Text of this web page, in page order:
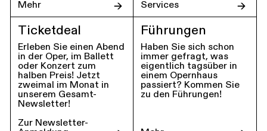
Mehr
Services
Ticketdeal
Erleben Sie einen Abend
in der Oper, im Ballett
oder Konzert zum
halben Preis! Jetzt
zweimal im Monat in
unserem Gesamt-
Newsletter!
Zur Newsletter-
Führungen
Haben Sie sich schon
immer gefragt, was
eigentlich tagsüber in
einem Opernhaus
passiert? Kommen Sie
zu den Führungen!